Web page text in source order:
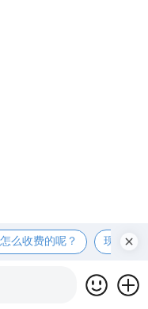
么收费的呢？ 现在有